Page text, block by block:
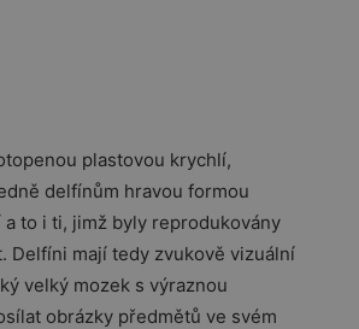
plastovou krychlí,
delfínům hravou formou
to i ti, jimž byly reprodukovány
Delfíni mají tedy zvukově vizuální
velký mozek s výraznou
obrázky předmětů ve svém